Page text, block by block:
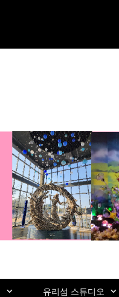
유리섬 스튜디오